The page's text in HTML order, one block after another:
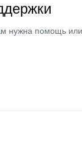
нужна помощь или